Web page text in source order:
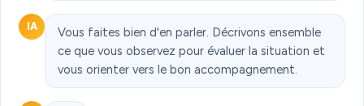
IA
Vous faites bien d'en parler. Décrivons ensemble
ce que vous observez pour évaluer la situation et
vous orienter vers le bon accompagnement.